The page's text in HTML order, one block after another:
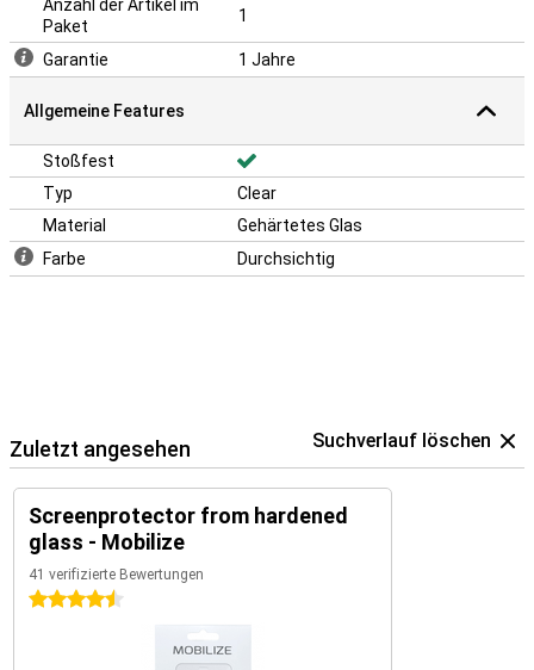
Anzahl der Artikel im
Paket
1
Garantie 1 Jahre
Allgemeine Features
Stoßfest
Typ
Clear
Material
Gehärtetes Glas
Farbe
Durchsichtig
Zuletzt angesehen Suchverlauf löschen
Screenprotector from hardened
glass - Mobilize
41 verifizierte Bewertungen
4.5 Sterne